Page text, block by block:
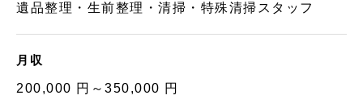
遺品整理・生前整理・清掃・特殊清掃スタッフ
月収
200,000 円～350,000 円